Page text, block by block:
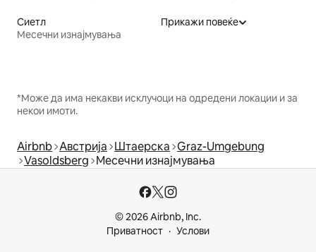
Сиетл
Месечни изнајмувања
Прикажи повеќе
*Може да има некакви исклучоци на одредени локации и за
некои имоти.
Airbnb Австрија Штаерска Graz-Umgebung
Vasoldsberg Месечни изнајмувања
© 2026 Airbnb, Inc.
Приватност
Услови